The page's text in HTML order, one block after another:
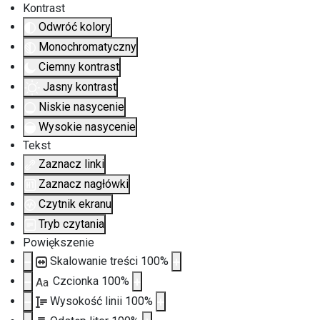
Kontrast
Odwróć kolory
Monochromatyczny
Ciemny kontrast
Jasny kontrast
Niskie nasycenie
Wysokie nasycenie
Tekst
Zaznacz linki
Zaznacz nagłówki
Czytnik ekranu
Tryb czytania
Powiększenie
Skalowanie treści 100%
Aa Czcionka 100%
Wysokość linii 100%